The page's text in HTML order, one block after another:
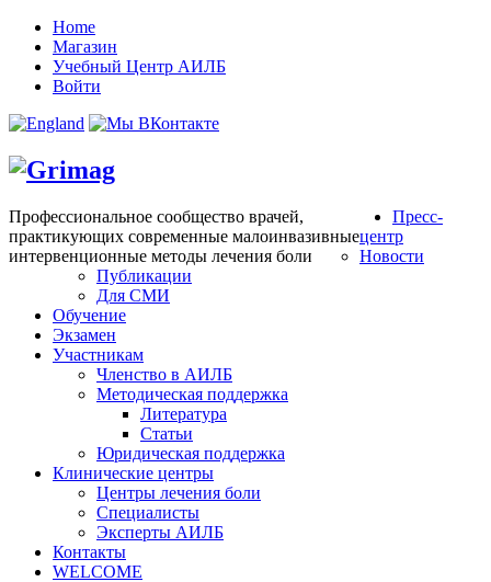
Home
Магазин
Учебный Центр АИЛБ
Войти
Профессиональное сообщество врачей,
практикующих современные малоинвазивные
интервенционные методы лечения боли
Пресс-
центр
Новости
Публикации
Для СМИ
Обучение
Экзамен
Участникам
Членство в АИЛБ
Методическая поддержка
Литература
Статьи
Юридическая поддержка
Клинические центры
Центры лечения боли
Специалисты
Эксперты АИЛБ
Контакты
WELCOME